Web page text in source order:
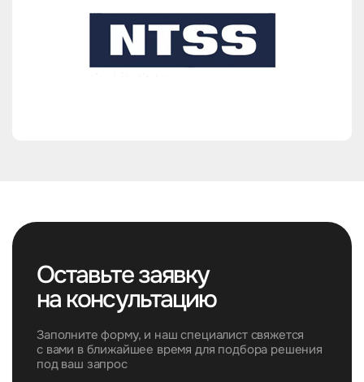
Оставьте заявку
на консультацию
Заполните форму, и наш специалист свяжется
с вами в ближайшее время для подбора решения
под ваш запрос